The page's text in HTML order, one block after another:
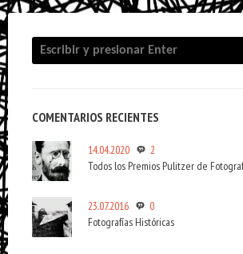
COMENTARIOS RECIENTES
14.04.2020
2
Todos los Premios Pulitzer de
23.07.2016
0
Fotografías Históricas